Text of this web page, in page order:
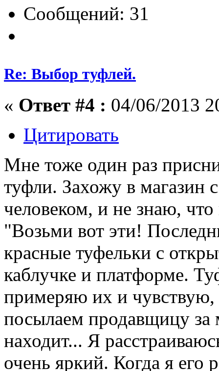
Сообщений: 31
Re: Выбор туфлей.
« Ответ #4 : 04/06/2013
Цитировать
Мне тоже один раз
туфли. Захожу в магазин
человеком, и не знаю,
"Возьми вот эти!
красные туфельки с
каблучке и платформе.
примеряю их и
посылаем продавщицу за
находит... Я
очень яркий. Когда я его